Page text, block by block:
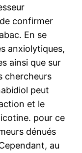
confirmer
En se
anxiolytiques,
ainsi que sur
chercheurs
peut
et le
pour ce
dénués
au